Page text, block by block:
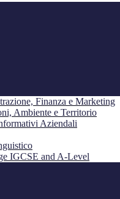
Finanza e Marketing
Ambiente e Territorio
Aziendali
IGCSE and A-Level